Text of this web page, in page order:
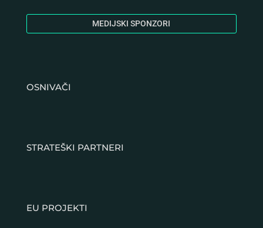
MEDIJSKI SPONZORI
OSNIVAČI
STRATEŠKI PARTNERI
EU PROJEKTI